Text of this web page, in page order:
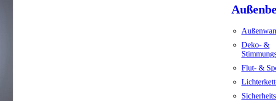
Deko- &
Flut- &